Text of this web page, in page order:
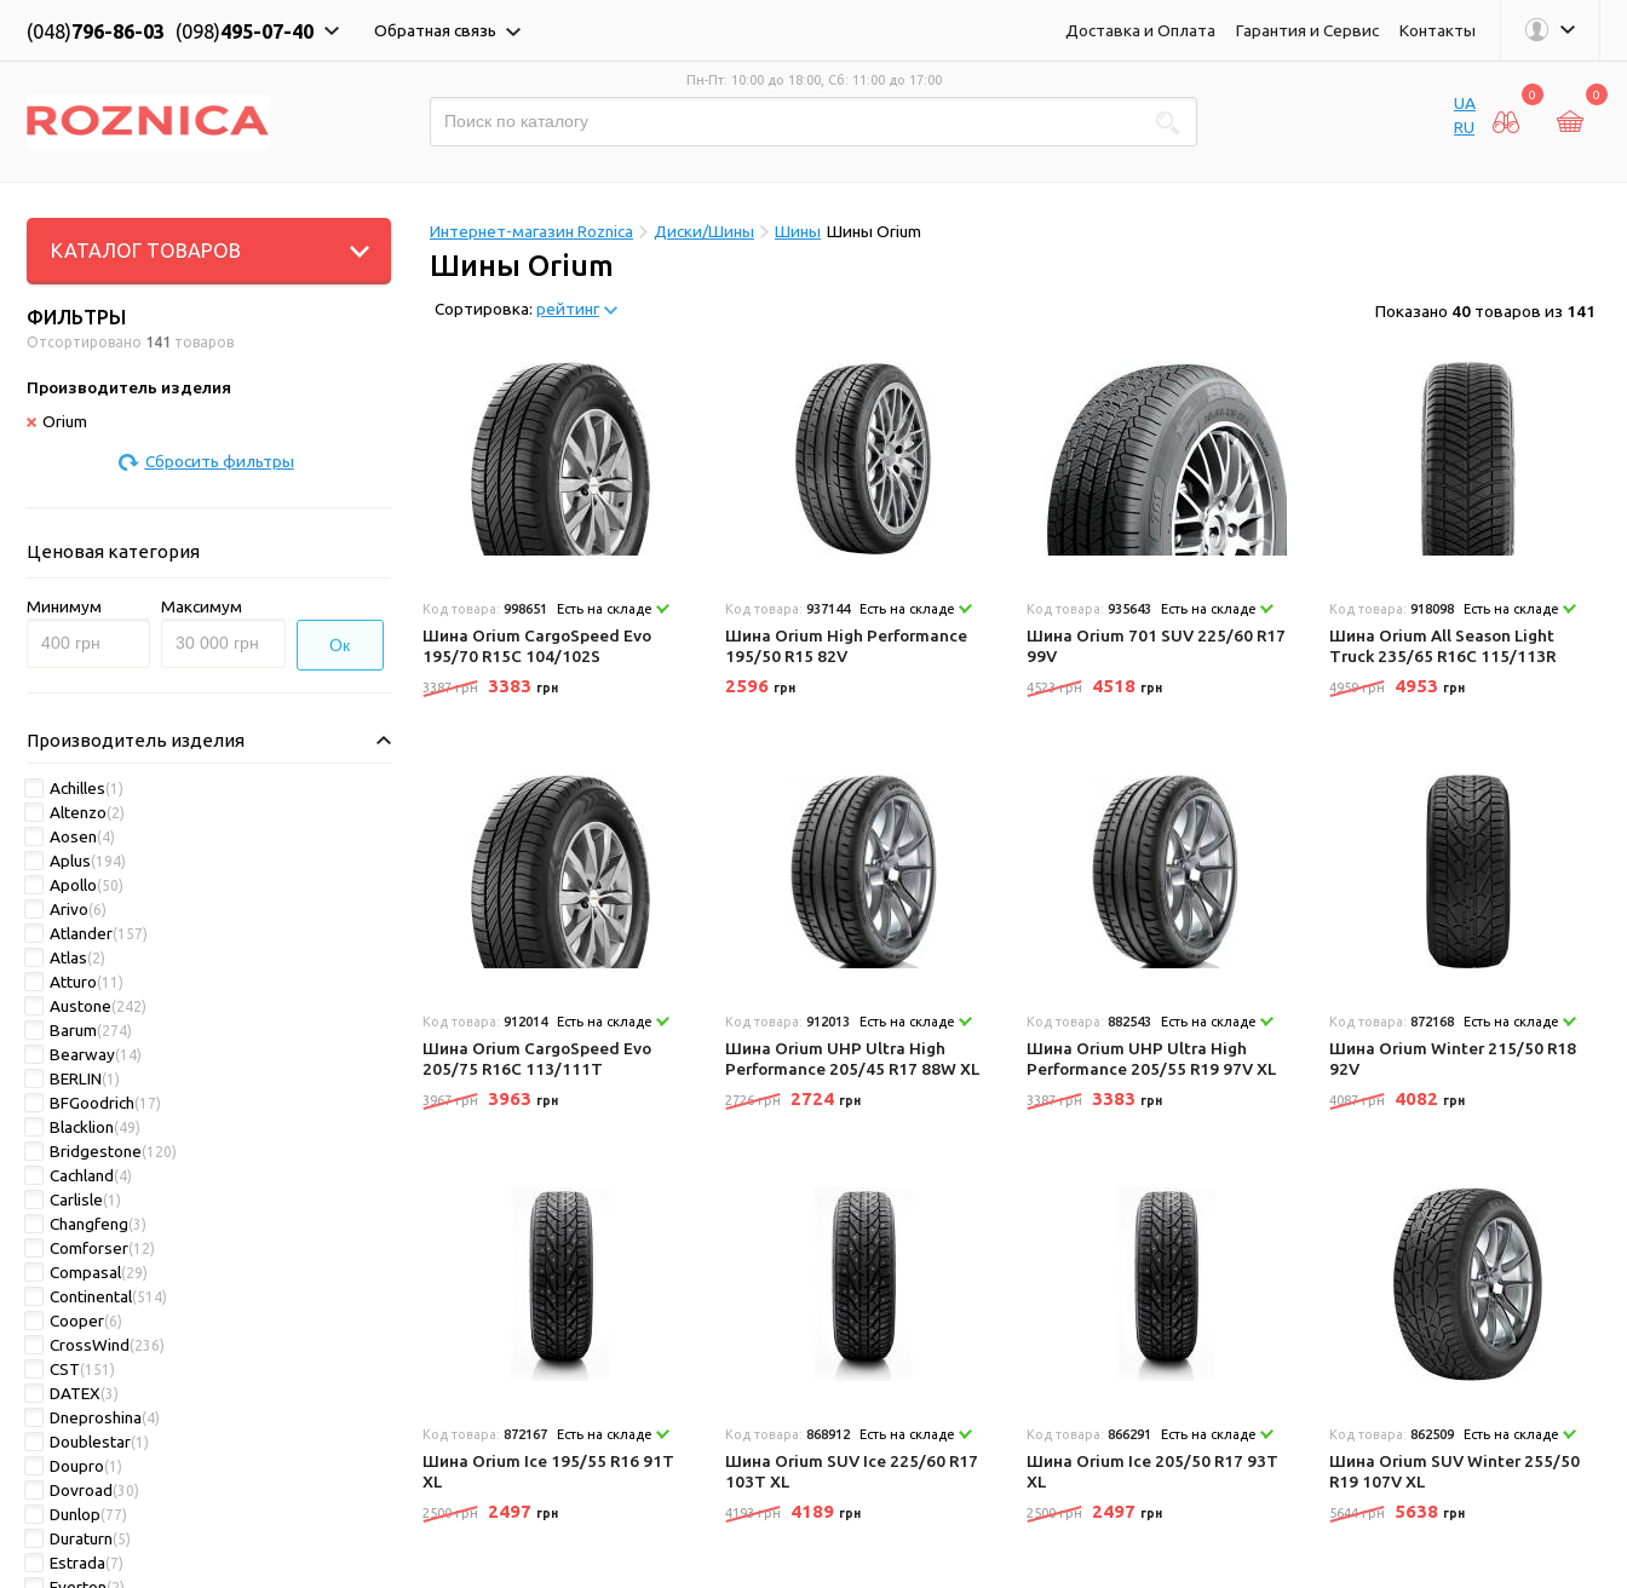
(048)796-86-03 (098)495-07-40 Обратная связь Доставка и Оплата Гарантия и Сервис Контакты
Пн-Пт: 10:00 до 18:00, Сб: 11:00 до 17:00
UA
RU
0 0
КАТАЛОГ ТОВАРОВ
ФИЛЬТРЫ
Отсортировано 141 товаров
Производитель изделия
Orium
Сбросить фильтры
Ценовая категория
Минимум Максимум
Ок
Производитель изделия
Achilles(1)
Altenzo(2)
Aosen(4)
Aplus(194)
Apollo(50)
Arivo(6)
Atlander(157)
Atlas(2)
Atturo(11)
Austone(242)
Barum(274)
Bearway(14)
BERLIN(1)
BFGoodrich(17)
Blacklion(49)
Bridgestone(120)
Cachland(4)
Carlisle(1)
Changfeng(3)
Comforser(12)
Compasal(29)
Continental(514)
Cooper(6)
CrossWind(236)
CST(151)
DATEX(3)
Dneproshina(4)
Doublestar(1)
Doupro(1)
Dovroad(30)
Dunlop(77)
Duraturn(5)
Estrada(7)
Интернет-магазин Roznica Диски/Шины Шины Шины Orium
Шины Orium
Сортировка: рейтинг Показано 40 товаров из 141
Код товара: 998651 Есть на складе
Шина Orium CargoSpeed Evo
195/70 R15C 104/102S
3387 грн 3383 грн
Код товара: 937144 Есть на складе
Шина Orium High Performance
195/50 R15 82V
2596 грн
Код товара:935643 Есть на складе
Шина Orium 701 SUV 225/60 R17
99V
4523 грн 4518 грн
Код товара:918098 Есть на складе
Шина Orium All Season Light
Truck 235/65 R16C 115/113R
4959 грн 4953 грн
Код товара: 912014 Есть на складе
Шина Orium CargoSpeed Evo
205/75 R16C 113/111T
3967 грн 3963 грн
Код товара: 912013 Есть на складе
Шина Orium UHP Ultra High
Performance 205/45 R17 88W XL
2726 грн 2724 грн
Код товара:882543 Есть на складе
Шина Orium UHP Ultra High
Performance 205/55 R19 97V XL
3387 грн 3383 грн
Код товара:872168 Есть на складе
Шина Orium Winter 215/50 R18
92V
4087 грн 4082 грн
Код товара: 872167 Есть на складе
Шина Orium Ice 195/55 R16 91T
XL
2500 грн 2497 грн
Код товара: 868912 Есть на складе
Шина Orium SUV Ice 225/60 R17
103T XL
4193 грн 4189 грн
Код товара:866291 Есть на складе
Шина Orium Ice 205/50 R17 93T
XL
2500 грн 2497 грн
Код товара:862509 Есть на складе
Шина Orium SUV Winter 255/50
R19 107V XL
5644 грн 5638 грн